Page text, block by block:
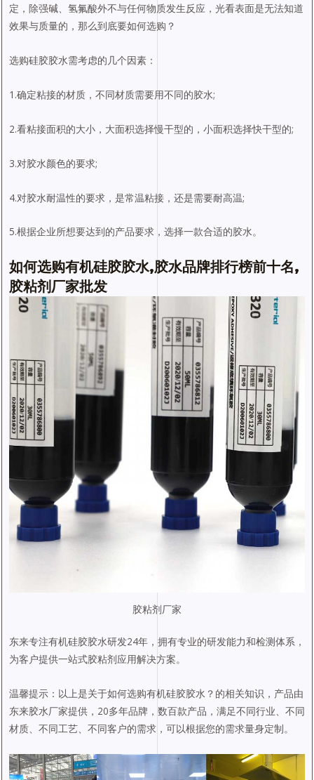
定，除强碱、氢氟酸外不与任何物质发生反应，光看表面是无法知道
效果与质量的，那么到底要如何选购？
选购硅胶胶水需考虑的几个因素：
1.确定粘接的材质，不同材质需要用不同的胶水;
2.看粘接面积的大小，大面积选择慢干型的，小面积选择快干型的;
3.对胶水颜色的要求;
4.对胶水耐温性的要求，是常温粘接，还是需要耐高温;
5.根据企业所想要达到的产品要求，选择一款合适的胶水。
如何选购有机硅胶胶水,胶水品牌排行榜前十名,
胶粘剂厂家批发
胶粘剂厂家
东来专注有机硅胶胶水研发24年，拥有专业的研发能力和检测体系，
为客户提供一站式胶粘剂应用解决方案。
温馨提示：以上是关于如何选购有机硅胶胶水？的相关知识，产品由
东来胶水厂家提供，20多年品牌，数百款产品，满足不同行业、不同
材质、不同工艺、不同客户的需求，可以根据您的需求量身定制。